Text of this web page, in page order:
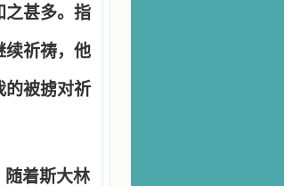
之甚多。指
续祈祷，他
的被掳对祈
随着斯大林